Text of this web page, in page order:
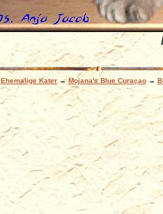
Ehemalige Kater→Mojana's Blue Curaçao→